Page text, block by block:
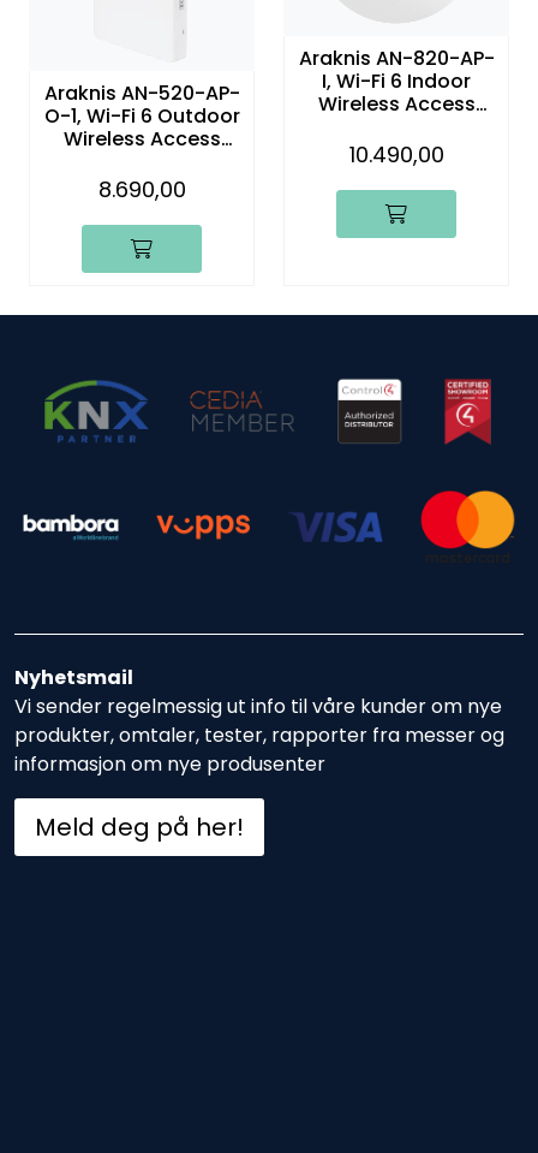
Araknis AN-520-AP-
O-1, Wi-Fi 6 Outdoor
Wireless Access
8.690,00
Araknis AN-820-AP-
I, Wi-Fi 6 Indoor
Wireless Access
10.490,00
Nyhetsmail
Vi sender regelmessig ut info til våre kunder om nye
produkter, omtaler, tester, rapporter fra messer og
informasjon om nye produsenter
Meld deg på her!